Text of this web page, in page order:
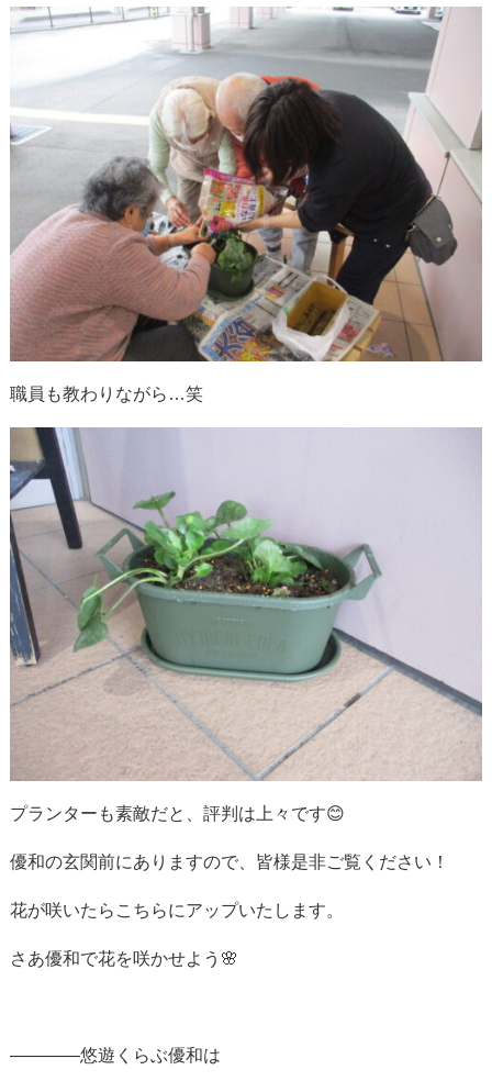
職員も教わりながら…笑
プランターも素敵だと、評判は上々です😊
優和の玄関前にありますので、皆様是非ご覧ください！
花が咲いたらこちらにアップいたします。
さあ優和で花を咲かせよう🌸
————悠遊くらぶ優和は